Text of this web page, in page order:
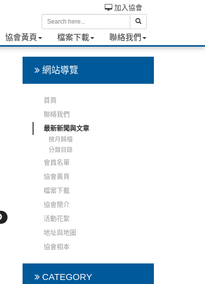
協會黃頁 檔案下載 聯絡我們
加入協會
網站導覽
首頁
聯絡我們
最新新聞與文章
按月歸檔
分類目錄
會員名單
協會黃頁
檔案下載
協會簡介
活動花絮
地址與地圖
協會相本
CATEGORY